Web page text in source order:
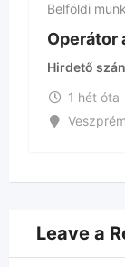
Belföldi
Operátor
Hirdető
1 hét óta
Veszprém
Leave a